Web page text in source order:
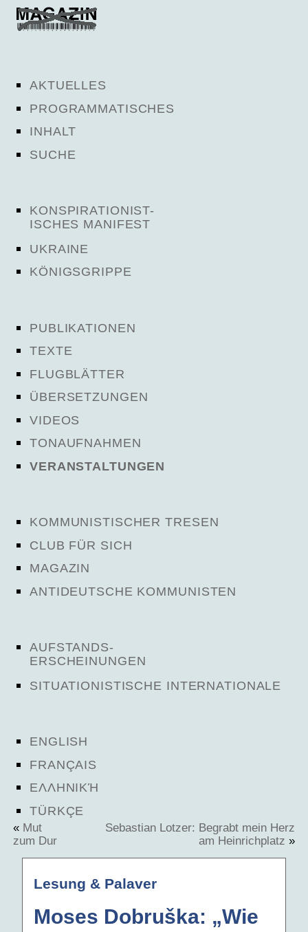
AKTUELLES
PROGRAMMATISCHES
INHALT
SUCHE
KONSPIRATIONIST-
ISCHES MANIFEST
UKRAINE
KÖNIGSGRIPPE
PUBLIKATIONEN
TEXTE
FLUGBLÄTTER
ÜBERSETZUNGEN
VIDEOS
TONAUFNAHMEN
VERANSTALTUNGEN
KOMMUNISTISCHER TRESEN
CLUB FÜR SICH
MAGAZIN
ANTIDEUTSCHE KOMMUNISTEN
AUFSTANDS-
ERSCHEINUNGEN
SITUATIONISTISCHE INTERNATIONALE
ENGLISH
FRANÇAIS
ΕΛΛΗΝΙΚΉ
TÜRKÇE
« Mut
zum Dur
Sebastian Lotzer: Begrabt mein Herz
am Heinrichplatz »
Lesung & Palaver
Moses Dobruška: „Wie